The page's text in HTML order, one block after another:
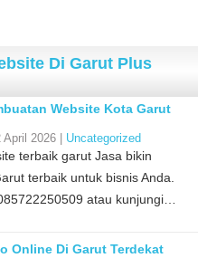
Di Garut Plus
Website Kota Garut
2026 | Uncategorized
terbaik garut Jasa bikin
terbaik untuk bisnis Anda.
atau kunjungi…
Online Di Garut Terdekat